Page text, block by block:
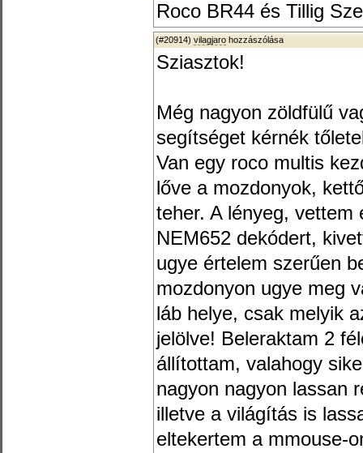
Roco BR44 és Tillig
(#20914) vilagjaro hozzászólása
Sziasztok!
Még nagyon zöldfülű
segítséget kérnék
Van egy roco multis
lőve a mozdonyok,
teher. A lényeg, vettem
NEM652 dekódert,
ugye értelem szerűen
mozdonyon ugye meg
láb helye, csak melyik
jelölve! Beleraktam 2
állítottam, valahogy
nagyon nagyon lassan
illetve a világítás is
eltekertem a mmouse-